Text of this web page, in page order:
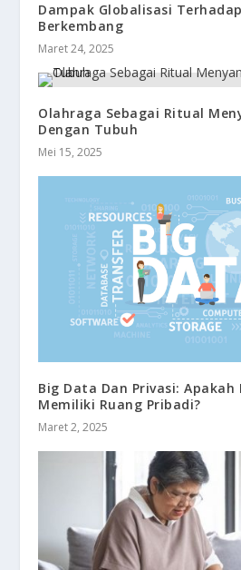
Dampak Globalisasi
Berkembang
Maret 24, 2025
Olahraga Sebagai Ritual
Dengan Tubuh
Mei 15, 2025
Big Data Dan Privasi: Apakah
Memiliki Ruang Pribadi?
Maret 2, 2025